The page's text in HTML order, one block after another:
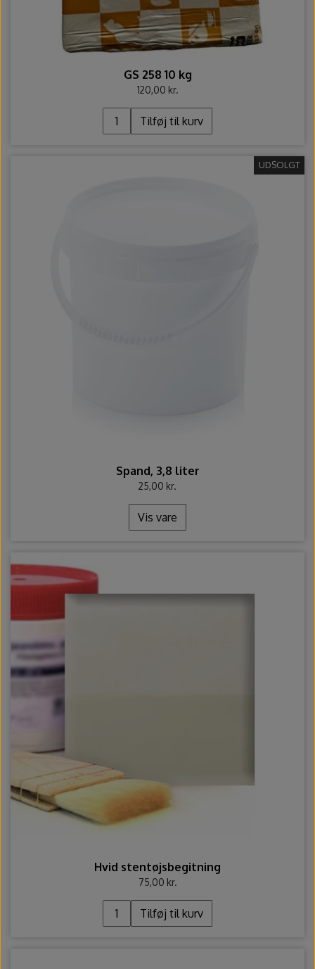
GS 258 10 kg
120,00 kr.
Tilføj til kurv
UDSOLGT
Spand, 3,8 liter
25,00 kr.
Vis vare
Hvid stentøjsbegitning
75,00 kr.
Tilføj til kurv